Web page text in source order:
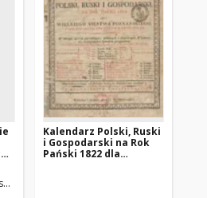
pisarka
Kalendarz Polski, Ruski
i Gospodarski na Rok
Pański 1822 dla